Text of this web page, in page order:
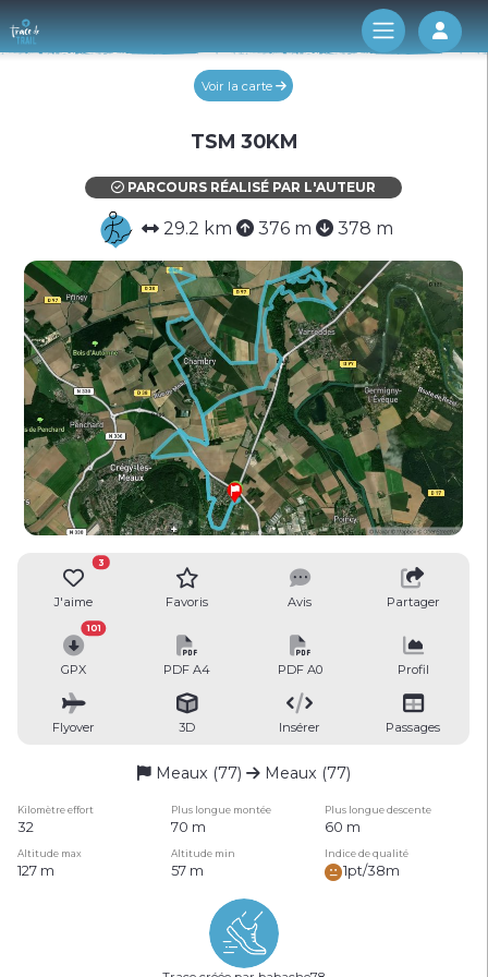
Log
Voir la carte
TSM 30KM
PARCOURS RÉALISÉ PAR L'AUTEUR
29.2 km 376 m 378 m
J'aime
3
Favoris Avis Partager
GPX
101
PDF A4 PDF A0 Profil
Flyover 3D Insérer Passages
Meaux (77) Meaux (77)
Kilomètre effort Plus longue montée Plus longue descente
32 70 m 60 m
Altitude max Altitude min Indice de qualité
127 m 57 m 1pt/38m